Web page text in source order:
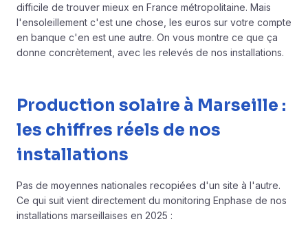
difficile de trouver mieux en France métropolitaine. Mais
l'ensoleillement c'est une chose, les euros sur votre compte
en banque c'en est une autre. On vous montre ce que ça
donne concrètement, avec les relevés de nos installations.
Production solaire à Marseille :
les chiffres réels de nos
installations
Pas de moyennes nationales recopiées d'un site à l'autre.
Ce qui suit vient directement du monitoring Enphase de nos
installations marseillaises en 2025 :